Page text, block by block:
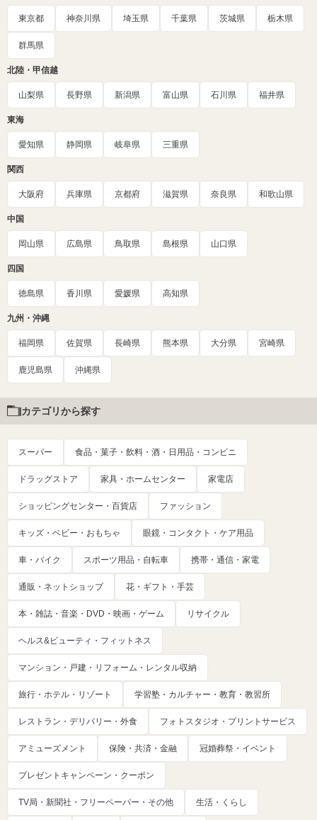
東京都 神奈川県 埼玉県 千葉県 茨城県 栃木県
群馬県
北陸・甲信越
山梨県 長野県 新潟県 富山県 石川県 福井県
東海
愛知県 静岡県 岐阜県 三重県
関西
大阪府 兵庫県 京都府 滋賀県 奈良県 和歌山県
中国
岡山県 広島県 鳥取県 島根県 山口県
四国
徳島県 香川県 愛媛県 高知県
九州・沖縄
福岡県 佐賀県 長崎県 熊本県 大分県 宮崎県
鹿児島県 沖縄県
カテゴリから探す
スーパー 食品・菓子・飲料・酒・日用品・コンビニ
ドラッグストア 家具・ホームセンター 家電店
ショッピングセンター・百貨店 ファッション
キッズ・ベビー・おもちゃ 眼鏡・コンタクト・ケア用品
車・バイク スポーツ用品・自転車 携帯・通信・家電
通販・ネットショップ 花・ギフト・手芸
本・雑誌・音楽・DVD・映画・ゲーム リサイクル
ヘルス&ビューティ・フィットネス
マンション・戸建・リフォーム・レンタル収納
旅行・ホテル・リゾート 学習塾・カルチャー・教育・教習所
レストラン・デリバリー・外食 フォトスタジオ・プリントサービス
アミューズメント 保険・共済・金融 冠婚葬祭・イベント
プレゼントキャンペーン・クーポン
TV局・新聞社・フリーペーパー・その他 生活・くらし